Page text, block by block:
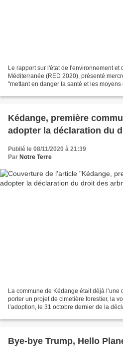
Le rapport sur l'état de l'environnement et
Méditerranée (RED 2020), présenté
"mettant en danger la santé et les
Kédange, première
adopter la déclaration du
Publié le 08/11/2020 à 21:39
Par Notre Terre
La commune de Kédange était déjà l’une
porter un projet de cimetière forestier, la
l’adoption, le 31 octobre dernier de la
Bye-bye Trump, Hello